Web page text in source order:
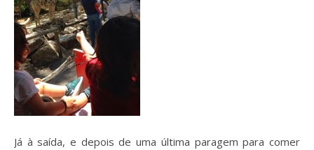
Já à saída, e depois de uma última paragem para comer